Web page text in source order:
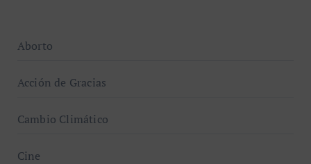
Aborto
Acción de Gracias
Cambio Climático
Cine